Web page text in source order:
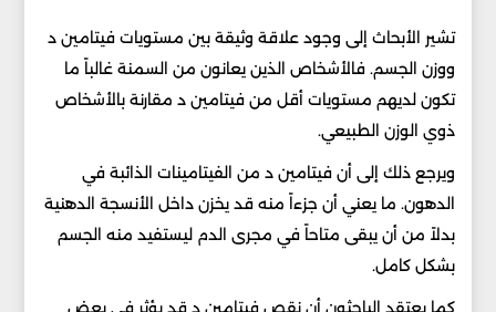
تشير الأبحاث إلى وجود علاقة وثيقة بين مستويات فيتامين د
ووزن الجسم. فالأشخاص الذين يعانون من السمنة غالباً ما
تكون لديهم مستويات أقل من فيتامين د مقارنة بالأشخاص
ذوي الوزن الطبيعي.
ويرجع ذلك إلى أن فيتامين د من الفيتامينات الذائبة في
الدهون. ما يعني أن جزءاً منه قد يخزن داخل الأنسجة الدهنية
بدلاً من أن يبقى متاحاً في مجرى الدم ليستفيد منه الجسم
بشكل كامل.
كما يعتقد الباحثون أن نقص فيتامين د قد يؤثر في بعض